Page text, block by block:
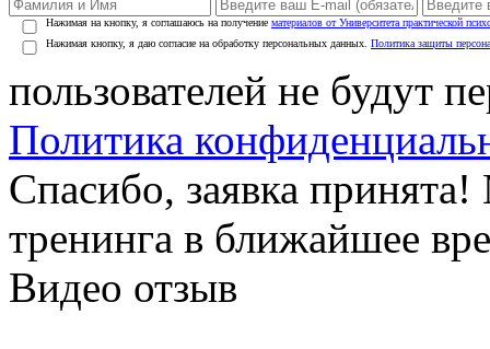
Нажимая на кнопку, я соглашаюсь на получение материалов от Университета практической
Нажимая кнопку, я даю согласие на обработку персональных данных. Политика защиты
пользователей не будут
Политика
Спасибо, заявка
тренинга в ближайшее
Видео отзыв